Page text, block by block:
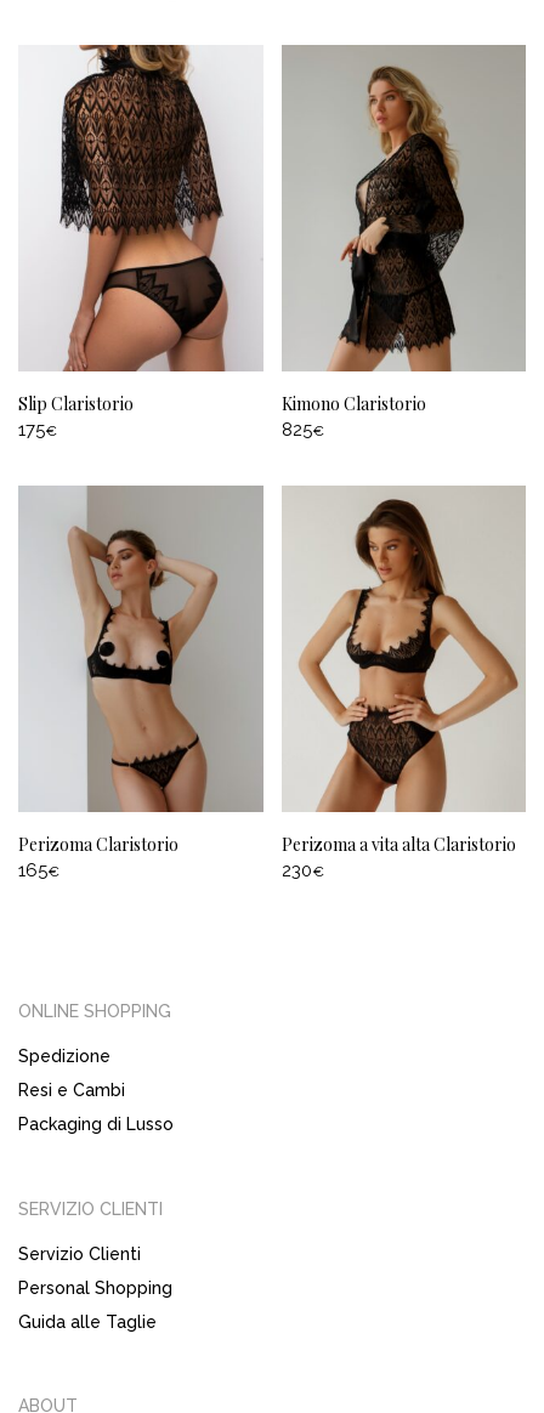
Slip Claristorio
175€
Kimono Claristorio
825€
Perizoma Claristorio
165€
Perizoma a vita alta Claristorio
230€
ONLINE SHOPPING
Spedizione
Resi e Cambi
Packaging di Lusso
SERVIZIO CLIENTI
Servizio Clienti
Personal Shopping
Guida alle Taglie
ABOUT